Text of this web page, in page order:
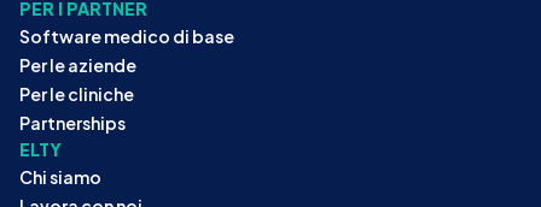
PER I PARTNER
Software medico di base
Per le aziende
Per le cliniche
Partnerships
ELTY
Chi siamo